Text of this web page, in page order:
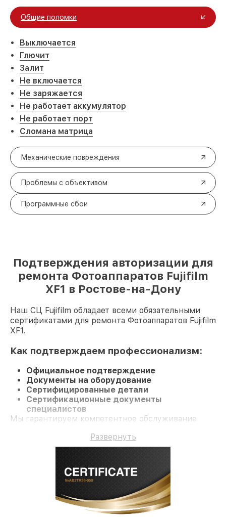
Общие поломки
Выключается
Глючит
Залит
Не включается
Не заряжается
Не работает аккумулятор
Не работает порт
Сломана матрица
Механические повреждения
Проблемы с объективом
Программные сбои
Подтверждения авторизации для
ремонта Фотоаппаратов Fujifilm
XF1 в Ростове-на-Дону
Наш СЦ Fujifilm обладает всеми обязательными
сертификатами для ремонта Фотоаппаратов Fujifilm
XF1.
Как подтверждаем профессионализм:
Официальное подтверждение
Документы на оборудование
Сертифицированные детали
Сертификационные документы
специалистов
Мы гарантируем компетентное обслуживание
Развернуть